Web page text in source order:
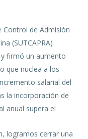
Control de Admisión
(SUTCAPRA)
firmó un aumento
que nuclea a los
salarial del
la incorporación de
anual supera el
logramos cerrar una